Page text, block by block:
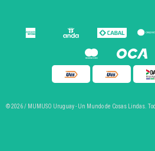
© 2026 / MUMUSO Uruguay - Un Mundo de Cosas Lindas.